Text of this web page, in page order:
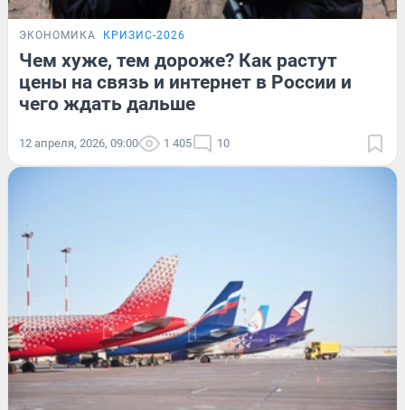
ЭКОНОМИКА КРИЗИС-2026
Чем хуже, тем дороже? Как растут
цены на связь и интернет в России и
чего ждать дальше
12 апреля, 2026, 09:00 1 405 10